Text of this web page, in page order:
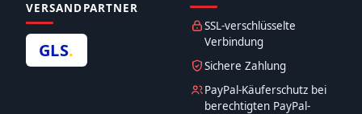
VERSANDPARTNER
GLS.
SSL-verschlüsselte
Verbindung
Sichere Zahlung
PayPal-Käuferschutz bei
berechtigten PayPal-